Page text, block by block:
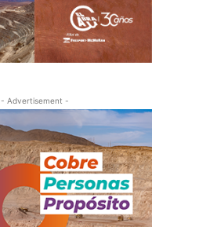
- Advertisement -